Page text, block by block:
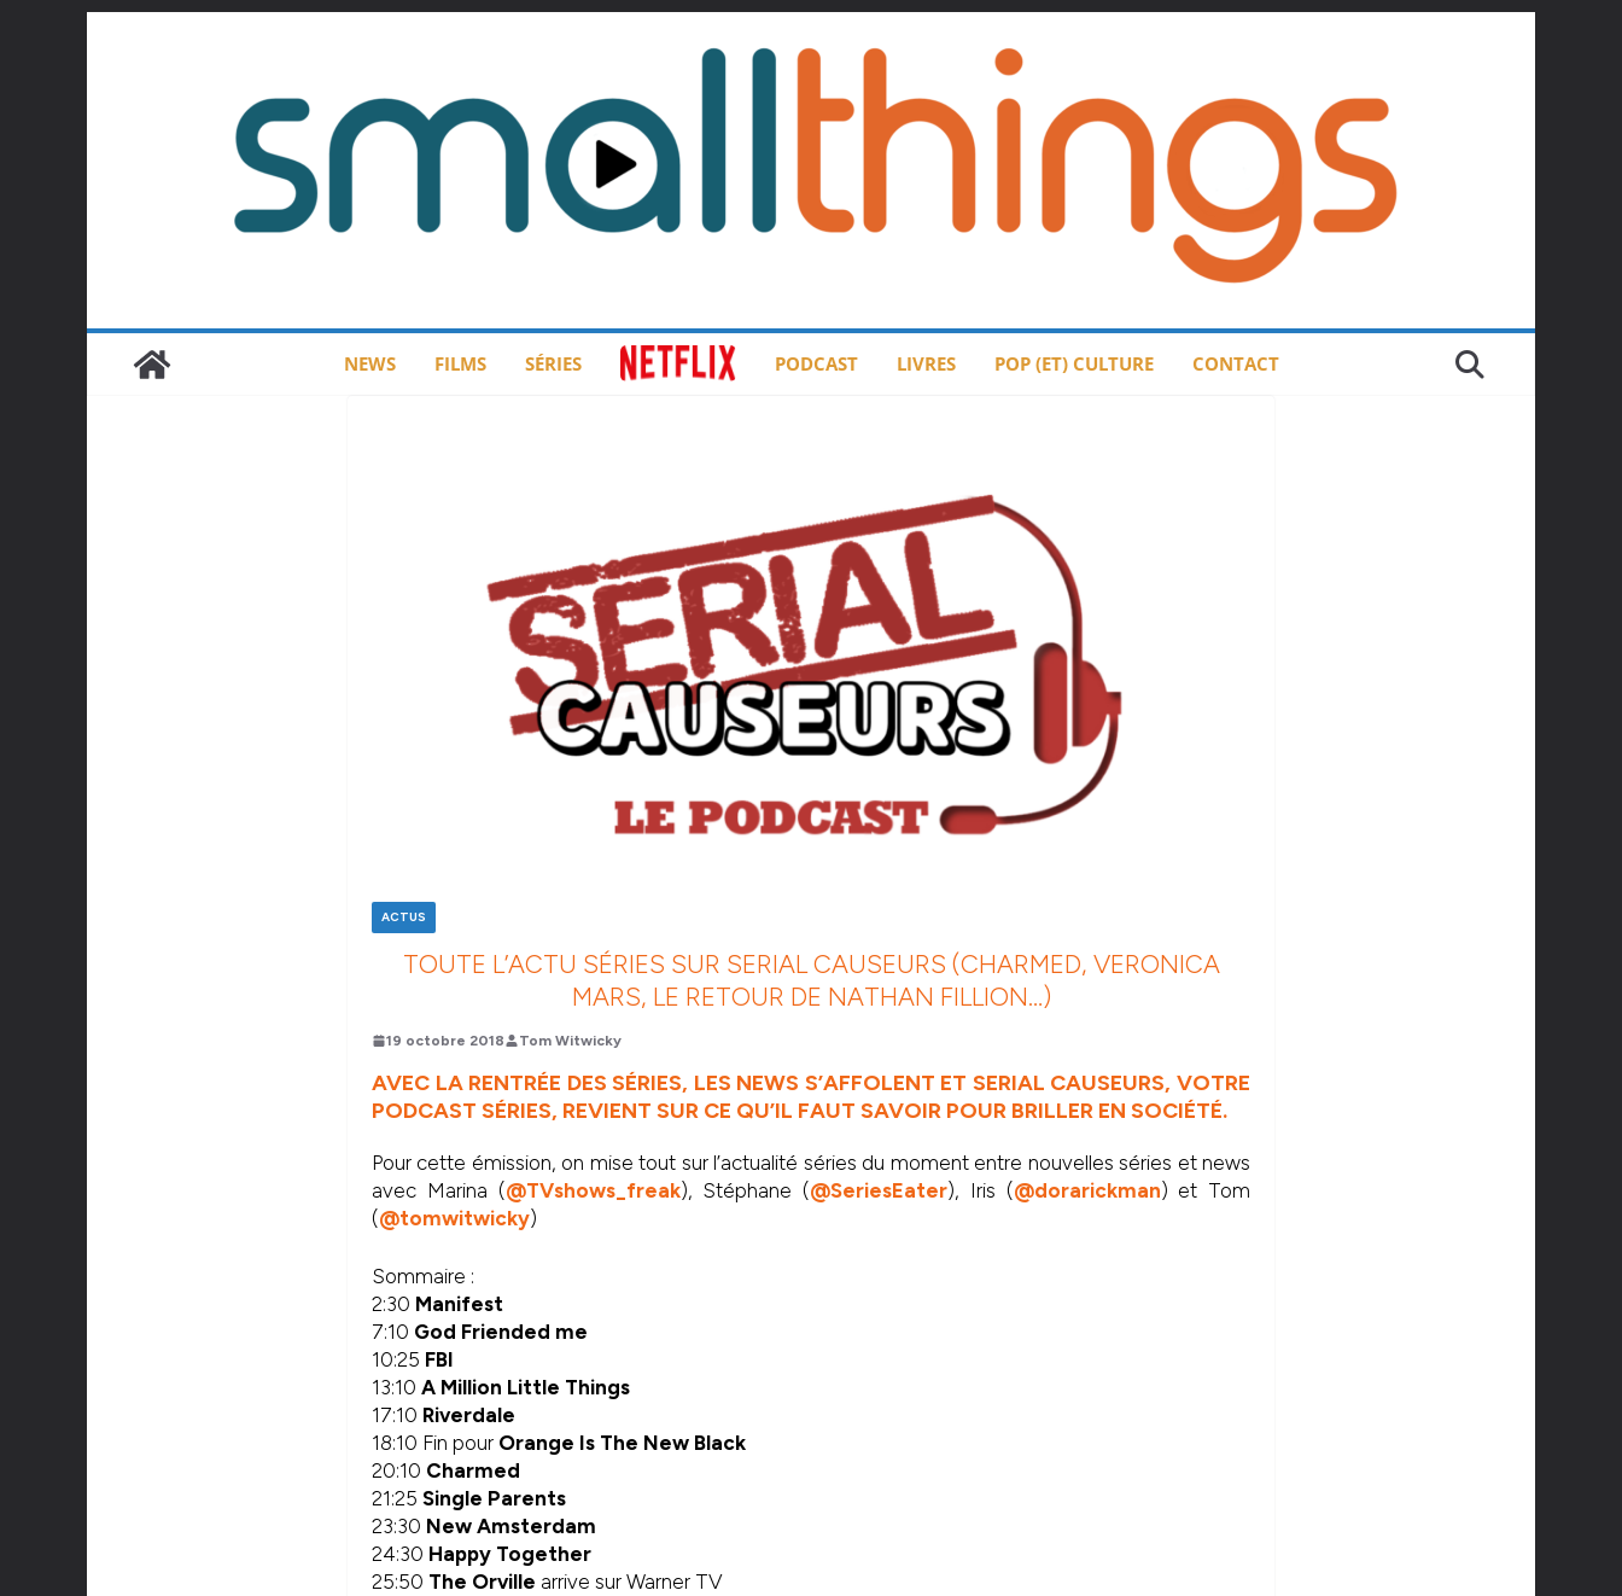
NEWS FILMS SÉRIES PODCAST LIVRES POP (ET) CULTURE CONTACT
ACTUS
TOUTE L’ACTU SÉRIES SUR SERIAL CAUSEURS (CHARMED, VERONICA
MARS, LE RETOUR DE NATHAN FILLION…)
19 octobre 2018 Tom Witwicky
AVEC LA RENTRÉE DES SÉRIES, LES NEWS S’AFFOLENT ET SERIAL CAUSEURS, VOTRE
PODCAST SÉRIES, REVIENT SUR CE QU’IL FAUT SAVOIR POUR BRILLER EN SOCIÉTÉ.
Pour cette émission, on mise tout sur l’actualité séries du moment entre nouvelles séries et news
avec Marina (@TVshows_freak), Stéphane (@SeriesEater), Iris (@dorarickman) et Tom
(@tomwitwicky)
Sommaire :
2:30 Manifest
7:10 God Friended me
10:25 FBI
13:10 A Million Little Things
17:10 Riverdale
18:10 Fin pour Orange Is The New Black
20:10 Charmed
21:25 Single Parents
23:30 New Amsterdam
24:30 Happy Together
25:50 The Orville arrive sur Warner TV